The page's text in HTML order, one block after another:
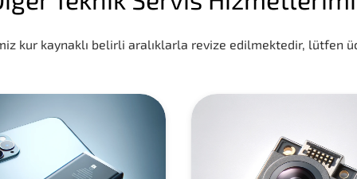
kur kaynaklı belirli aralıklarla revize edilmektedir, lütfen